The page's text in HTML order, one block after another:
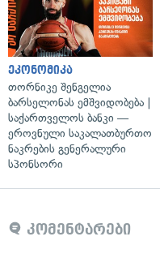
ეკონომიკა
თორნიკე შენგელია
ბარსელონას ემშვიდობება |
საქართველოს ბანკი —
ეროვნული საკალათბურთო
ნაკრების გენერალური
სპონსორი
კომენტარები